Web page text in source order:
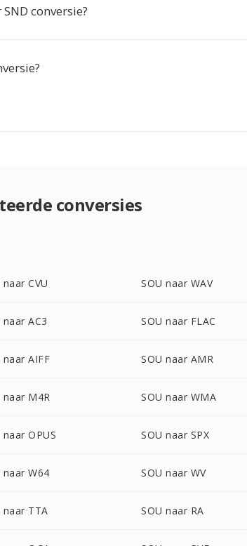
conversie?
conversies
naar CVU SOU naar WAV
naar AC3 SOU naar FLAC
naar AIFF SOU naar AMR
naar M4R SOU naar WMA
naar OPUS SOU naar SPX
naar W64 SOU naar WV
naar TTA SOU naar RA